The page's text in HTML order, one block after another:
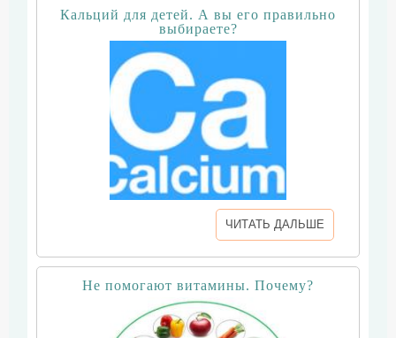
Кальций для детей. А вы его правильно
выбираете?
ЧИТАТЬ ДАЛЬШЕ
Не помогают витамины. Почему?